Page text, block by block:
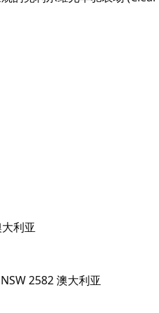
馨的 Rollonin 咖啡馆分享这
利亚